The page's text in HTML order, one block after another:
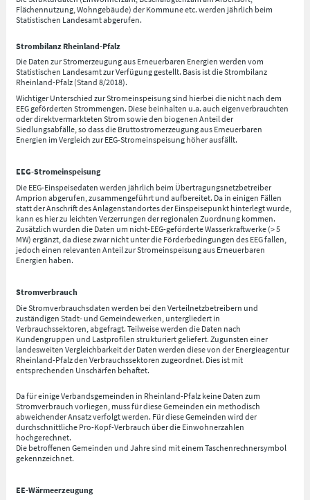
Flächennutzung, Wohngebäude) der Kommune etc. werden jährlich beim
Statistischen Landesamt abgerufen.
Strombilanz Rheinland-Pfalz
Die Daten zur Stromerzeugung aus Erneuerbaren Energien werden vom
Statistischen Landesamt zur Verfügung gestellt. Basis ist die Strombilanz
Rheinland-Pfalz (Stand 8/2018).
Wichtiger Unterschied zur Stromeinspeisung sind hierbei die nicht nach dem
EEG geförderten Strommengen. Diese beinhalten u.a. auch eigenverbrauchten
oder direktvermarkteten Strom sowie den biogenen Anteil der
Siedlungsabfälle, so dass die Bruttostromerzeugung aus Erneuerbaren
Energien im Vergleich zur EEG-Stromeinspeisung höher ausfällt.
EEG-Stromeinspeisung
Die EEG-Einspeisedaten werden jährlich beim Übertragungsnetzbetreiber
Amprion abgerufen, zusammengeführt und aufbereitet. Da in einigen Fällen
statt der Anschrift des Anlagenstandortes der Einspeisepunkt hinterlegt wurde,
kann es hier zu leichten Verzerrungen der regionalen Zuordnung kommen.
Zusätzlich wurden die Daten um nicht-EEG-geförderte Wasserkraftwerke (> 5
MW) ergänzt, da diese zwar nicht unter die Förderbedingungen des EEG fallen,
jedoch einen relevanten Anteil zur Stromeinspeisung aus Erneuerbaren
Energien haben.
Stromverbrauch
Die Stromverbrauchsdaten werden bei den Verteilnetzbetreibern und
zuständigen Stadt- und Gemeindewerken, untergliedert in
Verbrauchssektoren, abgefragt. Teilweise werden die Daten nach
Kundengruppen und Lastprofilen strukturiert geliefert. Zugunsten einer
landesweiten Vergleichbarkeit der Daten werden diese von der Energieagentur
Rheinland-Pfalz den Verbrauchssektoren zugeordnet. Dies ist mit
entsprechenden Unschärfen behaftet.
Da für einige Verbandsgemeinden in Rheinland-Pfalz keine Daten zum
Stromverbrauch vorliegen, muss für diese Gemeinden ein methodisch
abweichender Ansatz verfolgt werden. Für diese Gemeinden wird der
durchschnittliche Pro-Kopf-Verbrauch über die Einwohnerzahlen
hochgerechnet.
Die betroffenen Gemeinden und Jahre sind mit einem Taschenrechnersymbol
gekennzeichnet.
EE-Wärmeerzeugung